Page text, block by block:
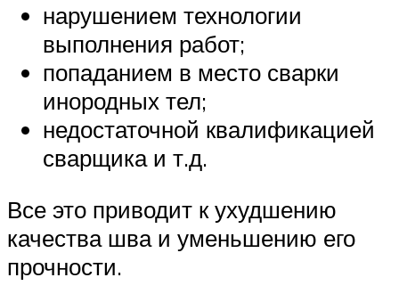
нарушением технологии
выполнения работ;
попаданием в место сварки
инородных тел;
недостаточной квалификацией
сварщика и т.д.
Все это приводит к ухудшению
качества шва и уменьшению его
прочности.